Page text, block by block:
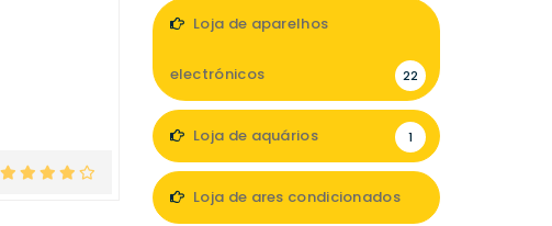
Loja de aparelhos
electrónicos 22
Loja de aquários 1
Loja de ares condicionados